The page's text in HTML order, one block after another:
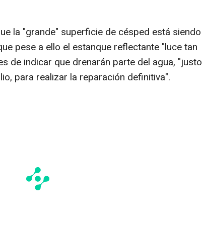
la "grande" superficie de césped está siendo
pese a ello el estanque reflectante "luce tan
de indicar que drenarán parte del agua, "justo
para realizar la reparación definitiva".